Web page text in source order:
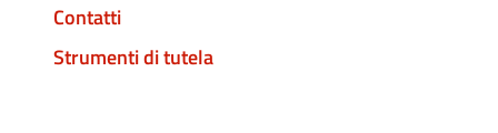
Contatti
Strumenti di tutela